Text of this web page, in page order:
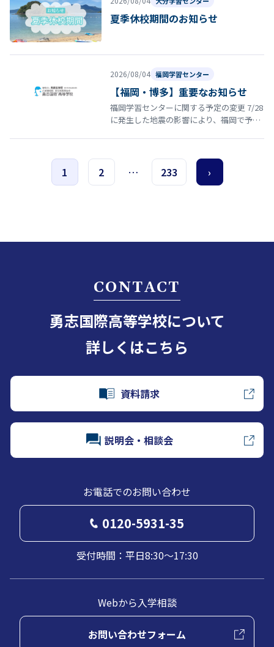
夏季休校期間のお知らせ
2026/08/04 福岡学習センター
【福岡・博多】重要なお知らせ
福岡学習センターに関する予定の変更 7/28
に発生した地震の影響により、福岡で予定
1 2 … 233 ›
CONTACT
勇志国際高等学校について
詳しくはこちら
資料請求
説明会・相談会
お電話でのお問い合わせ
0120-5931-35
受付時間：平日8:30～17:30
Webから入学相談
お問い合わせフォーム